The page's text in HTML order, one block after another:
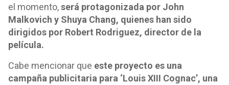
el momento,será protagonizada por John
Malkovich y Shuya Chang, quienes han sido
dirigidos por Robert Rodriguez, director de la
película.
Cabe mencionar que este proyecto es una
campaña publicitaria para ‘Louis XIII Cognac’, una